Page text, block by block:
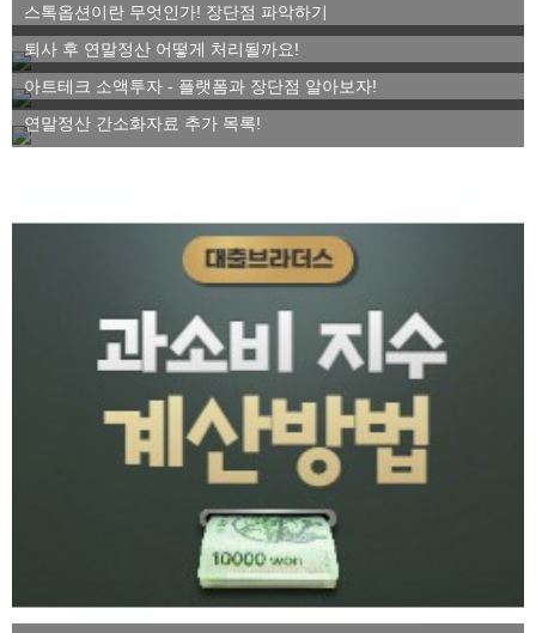
스톡옵션이란 무엇인가! 장단점 파악하기
퇴사 후 연말정산 어떻게 처리될까요!
아트테크 소액투자 - 플랫폼과 장단점 알아보자!
연말정산 간소화자료 추가 목록!